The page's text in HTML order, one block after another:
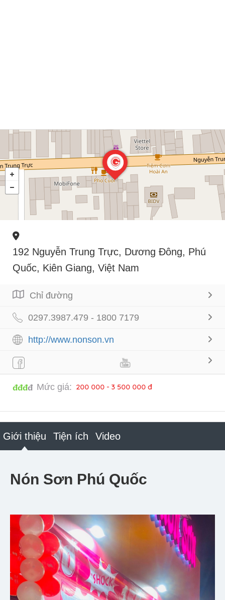
192 Nguyễn Trung Trực, Dương Đông, Phú
Quốc, Kiên Giang, Việt Nam
Chỉ đường
0297.3987.479 - 1800 7179
http://www.nonson.vn
đđđđ Mức giá: 200 000 - 3 500 000 đ
Giới thiệu Tiện ích Video
Nón Sơn Phú Quốc